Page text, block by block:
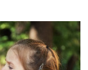
svůj zdravotní